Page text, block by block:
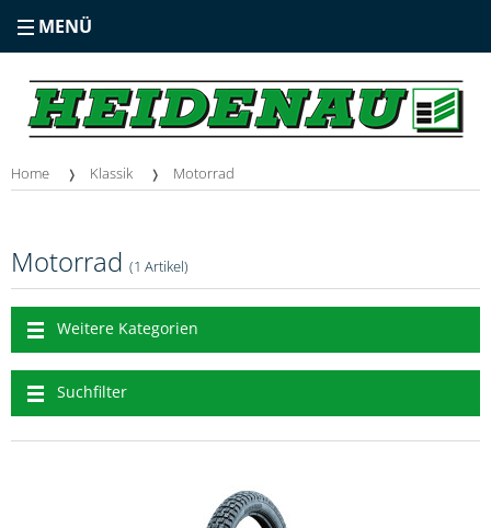
MENÜ
Home Klassik Motorrad
Motorrad (1 Artikel)
Weitere Kategorien
Suchfilter